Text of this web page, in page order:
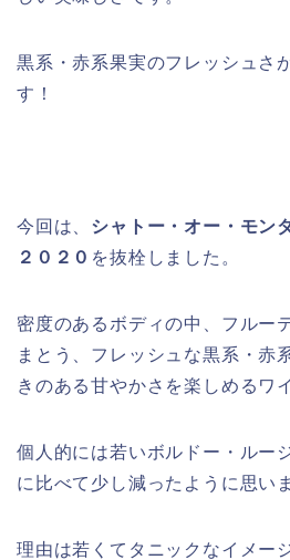
黒系・赤系果実のフレッシュさ
す！
今回は、 シャトー・オー・モン
２０２０ を抜栓しました。
密度のあるボディの中、フルー
まとう、フレッシュな黒系・赤
きのある甘やかさを楽しめるワ
個人的には若いボルドー・ルー
に比べて少し減ったように思い
理由は若くてタニックなイメー